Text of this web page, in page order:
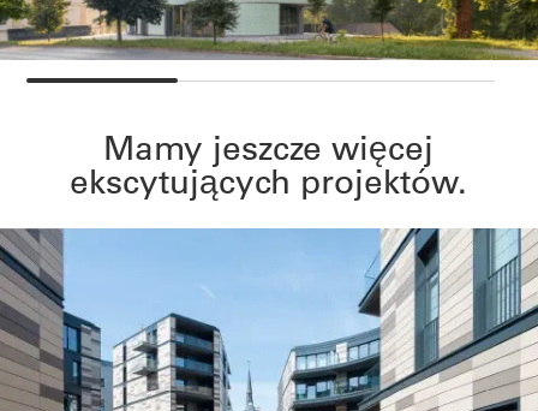
Mamy jeszcze więcej
ekscytujących projektów.